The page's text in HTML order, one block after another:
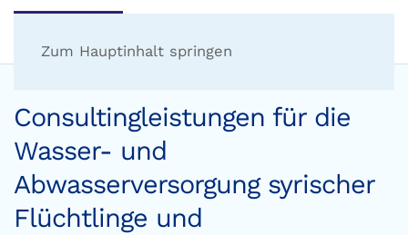
Zum Hauptinhalt springen
Consultingleistungen für die
Wasser- und
Abwasserversorgung syrischer
Flüchtlinge und